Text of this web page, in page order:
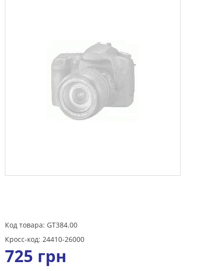
Код товара: GT384.00
Кросс-код: 24410-26000
725 грн